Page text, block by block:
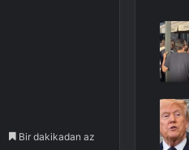
Bir dakikadan az